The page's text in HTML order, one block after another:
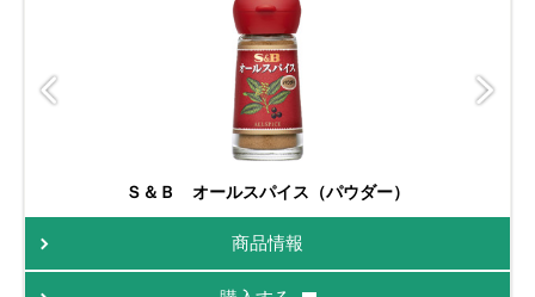
Ｓ＆Ｂ オールスパイス（パウダー）
商品情報